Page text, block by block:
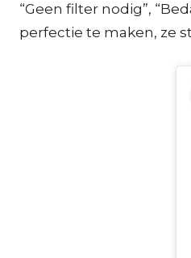
“Geen filter nodig”,
perfectie te maken, ze